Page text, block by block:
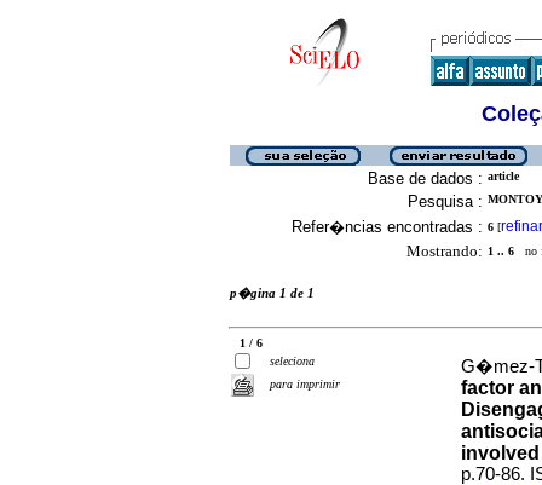
Base de dados : article
Pesquisa :
Refer�ncias encontradas : 6 [refinar
Mostrando: 1 .. 6 no
p�gina 1 de 1
1 / 6
seleciona
para imprimir
G�mez-
factor
p.70-86.